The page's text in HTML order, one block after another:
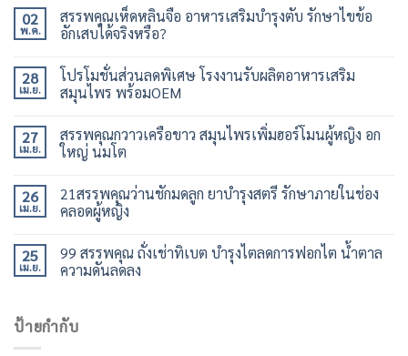
02
พ.ค.
สรรพคุณเห็ดหลินจือ อาหารเสริมบำรุงตับ รักษาไขข้อ
อักเสบได้จริงหรือ?
28
เม.ย.
โปรโมชั่นส่วนลดพิเศษ โรงงานรับผลิตอาหารเสริม
สมุนไพร พร้อมOEM
27
เม.ย.
สรรพคุณกวาวเครือขาว สมุนไพรเพิ่มฮอร์โมนผู้หญิง อก
ใหญ่ นมโต
26
เม.ย.
21สรรพคุณว่านชักมดลูก ยาบำรุงสตรี รักษาภายในช่อง
คลอดผู้หญิง
25
เม.ย.
99 สรรพคุณ ถั่งเช่าทิเบต บำรุงไตลดการฟอกไต น้ำตาล
ความดันลดลง
ป้ายกำกับ